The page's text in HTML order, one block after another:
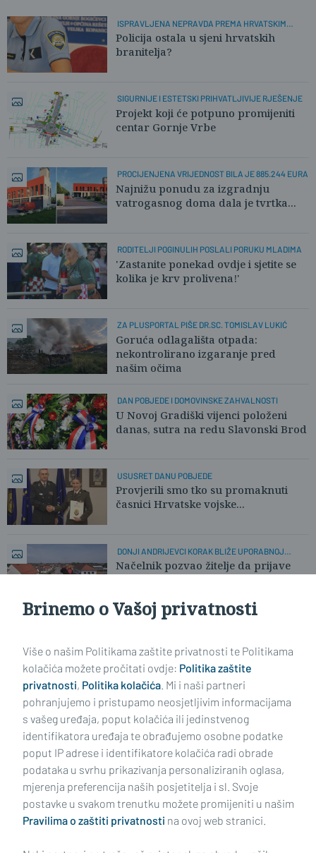
ISPRAVLJENA NEPRAVDA PREMA HRVATSKIM
POLICAJCIMA
Policija ostala u sjeni hrvatskih
branitelja?
SIGURNIJE I ESTETSKI PRIHVATLJIVIJE RJEŠENJE
Projekt koji će potpuno promijeniti
centar Gornje Vrbe
PROCIJENJENA VRIJEDNOST BILA JE 885.244 EURA
Najnižu ponudu za izgradnju
vatrogasnog doma dala je tvrtka...
RODITELJI POGINULIH POSLALI PORUKU MLADIMA
'Zastanite ponekad ovdje i sjetite se
kolika je krv prolivena!'
ZA PLUSPORTAL PIŠE DR.SC. TOMISLAV LUKIĆ
Goruća odlagališta otpada:
nekontrolirano izgaranje pred
našim očima
DAN POBJEDE I DOMOVINSKE ZAHVALNOSTI
U Novoj Gradiški vijenci položeni
danas, sutra na redu Slavonski Brod
USUSRET DANU POBJEDE
Provjerili smo tko su promaknuti
časnici Hrvatske vojske...
DONJI ANDRIJEVCI KORAK BLIŽE UPORABNOJ
DOZVOLI
Načelnik pozvao žitelje da prijave
Impressum Uvjeti korištenja Politika privatnosti
Politika kolačića Kontakt Pritužbe Suradnici
Brinemo o Vašoj privatnosti
Više o našim Politikama zaštite privatnosti te Politikama
kolačića možete pročitati ovdje: Politika zaštite
privatnosti, Politika kolačića. Mi i naši partneri
pohranjujemo i pristupamo neosjetljivim informacijama
s vašeg uređaja, poput kolačića ili jedinstvenog
identifikatora uređaja te obrađujemo osobne podatke
poput IP adrese i identifikatore kolačića radi obrade
podataka u svrhu prikazivanja personaliziranih oglasa,
mjerenja preferencija naših posjetitelja i sl. Svoje
postavke u svakom trenutku možete promijeniti u našim
Pravilima o zaštiti privatnosti na ovoj web stranici.